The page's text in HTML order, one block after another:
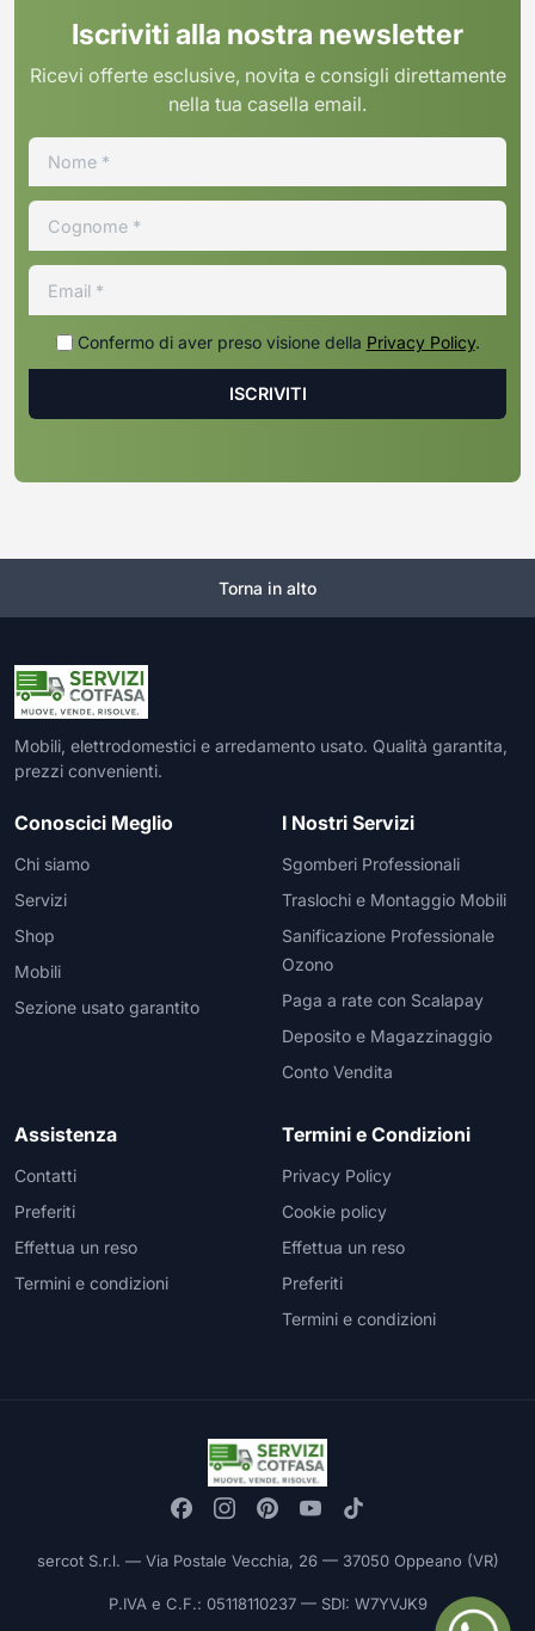
Iscriviti alla nostra newsletter
Ricevi offerte esclusive, novita e consigli direttamente
nella tua casella email.
Confermo di aver preso visione della Privacy Policy.
Torna in alto
Mobili, elettrodomestici e arredamento usato. Qualità garantita,
prezzi convenienti.
Conoscici Meglio
Chi siamo
Servizi
Shop
Mobili
Sezione usato garantito
I Nostri Servizi
Sgomberi Professionali
Traslochi e Montaggio Mobili
Sanificazione Professionale
Ozono
Paga a rate con Scalapay
Deposito e Magazzinaggio
Conto Vendita
Assistenza
Contatti
Preferiti
Effettua un reso
Termini e condizioni
Termini e Condizioni
Privacy Policy
Cookie policy
Effettua un reso
Preferiti
Termini e condizioni
sercot S.r.l. — Via Postale Vecchia, 26 — 37050 Oppeano (VR)
P.IVA e C.F.: 05118110237 — SDI: W7YVJK9